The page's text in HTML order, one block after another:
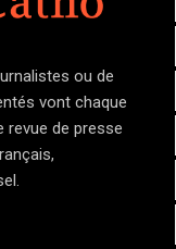
ou de
vont chaque
revue de presse